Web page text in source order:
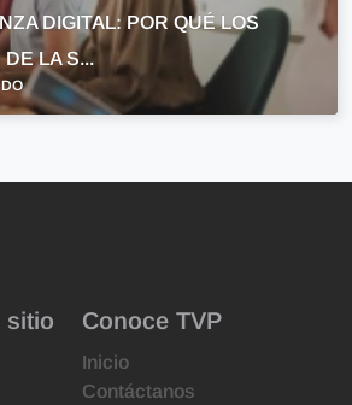
DIGITAL: POR QUÉ LOS
LA S...
sitio Conoce TVP
Inicio
Contáctanos